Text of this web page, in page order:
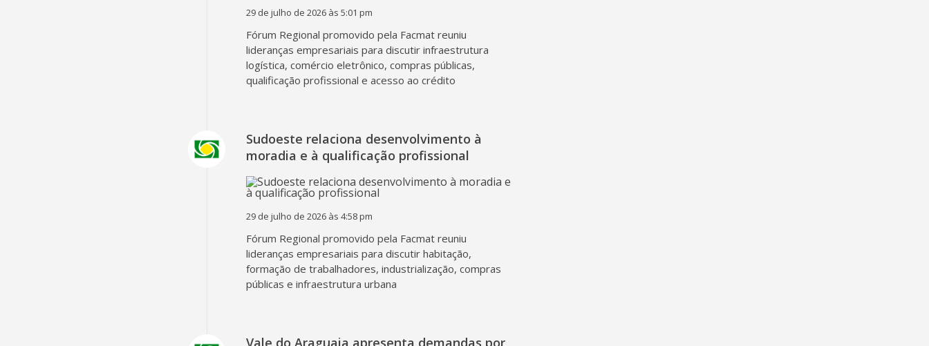
29 de julho de 2026 às 5:01 pm
Fórum Regional promovido pela Facmat reuniu
lideranças empresariais para discutir infraestrutura
logística, comércio eletrônico, compras públicas,
qualificação profissional e acesso ao crédito
Sudoeste relaciona desenvolvimento à
moradia e à qualificação profissional
29 de julho de 2026 às 4:58 pm
Fórum Regional promovido pela Facmat reuniu
lideranças empresariais para discutir habitação,
formação de trabalhadores, industrialização, compras
públicas e infraestrutura urbana